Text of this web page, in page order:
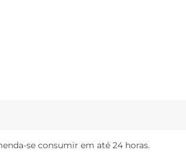
se consumir em até 24 horas.